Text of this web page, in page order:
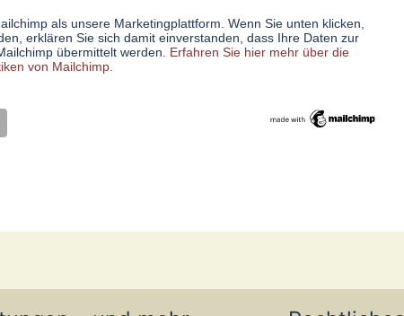
als unsere Marketingplattform. Wenn Sie unten klicken,
erklären Sie sich damit einverstanden, dass Ihre Daten zur
übermittelt werden. Erfahren Sie hier mehr über die
von Mailchimp.